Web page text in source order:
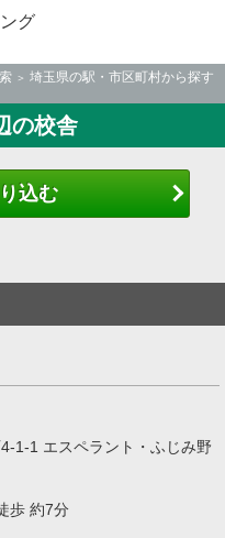
グ
埼玉県の駅・市区町村から探す
の校舎
込む
1-1 エスペラント・ふじみ野
歩 約7分